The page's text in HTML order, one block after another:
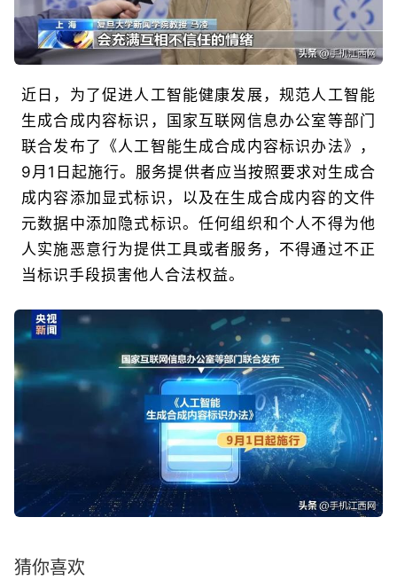
近日，为了促进人工智能健康发展，规范人工智能
生成合成内容标识，国家互联网信息办公室等部门
联合发布了《人工智能生成合成内容标识办法》，
9月1日起施行。服务提供者应当按照要求对生成合
成内容添加显式标识，以及在生成合成内容的文件
元数据中添加隐式标识。任何组织和个人不得为他
人实施恶意行为提供工具或者服务，不得通过不正
当标识手段损害他人合法权益。
猜你喜欢